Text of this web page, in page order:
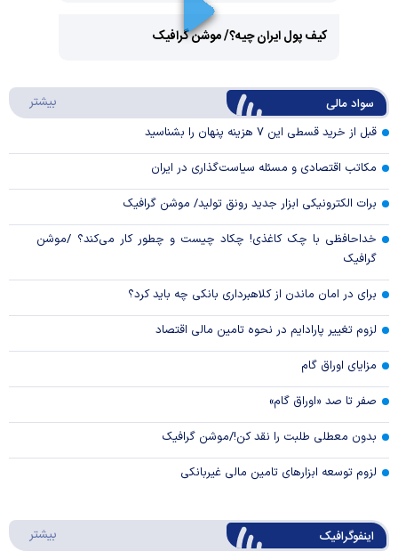
Video
کیف پول ایران چیه؟/ موشن گرافیک
سواد مالی بیشتر
قبل از خرید قسطی این ۷ هزینه پنهان را بشناسید
مکاتب اقتصادی و مسئله سیاست‌گذاری در ایران
برات الکترونیکی ابزار جدید رونق تولید/ موشن گرافیک
خداحافظی با چک کاغذی! چکاد چیست و چطور کار می‌کند؟ /موشن
گرافیک
برای در امان ماندن از کلاهبرداری بانکی چه باید کرد؟
لزوم تغییر پارادایم در نحوه تامین مالی اقتصاد
مزایای اوراق گام
صفر تا صد «اوراق گام»
بدون معطلی طلبت را نقد کن!/موشن گرافیک
لزوم توسعه ابزارهای تامین مالی غیربانکی
اینفوگرافیک بیشتر